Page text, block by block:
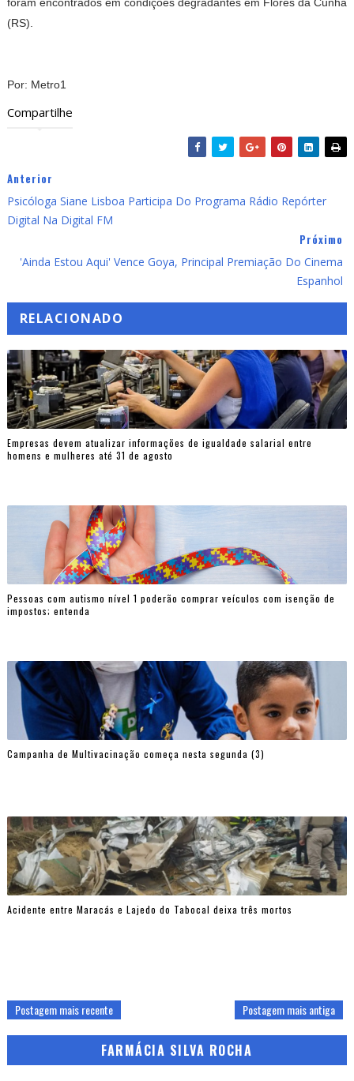
(RS).
Por: Metro1
Compartilhe
Anterior
Psicóloga Siane Lisboa Participa Do Programa Rádio Repórter
Digital Na Digital FM
Próximo
'Ainda Estou Aqui' Vence Goya, Principal Premiação Do Cinema
Espanhol
RELACIONADO
Empresas devem atualizar informações de igualdade salarial entre
homens e mulheres até 31 de agosto
Pessoas com autismo nível 1 poderão comprar veículos com isenção de
impostos; entenda
Campanha de Multivacinação começa nesta segunda (3)
Acidente entre Maracás e Lajedo do Tabocal deixa três mortos
Postagem mais recente Postagem mais antiga
FARMÁCIA SILVA ROCHA